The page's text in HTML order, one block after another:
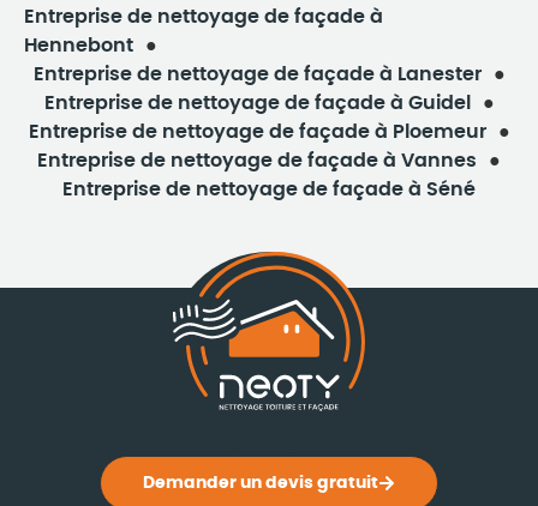
Entreprise de nettoyage de façade à
Hennebont
Entreprise de nettoyage de façade à Lanester
Entreprise de nettoyage de façade à Guidel
Entreprise de nettoyage de façade à Ploemeur
Entreprise de nettoyage de façade à Vannes
Entreprise de nettoyage de façade à Séné
Demander un devis gratuit